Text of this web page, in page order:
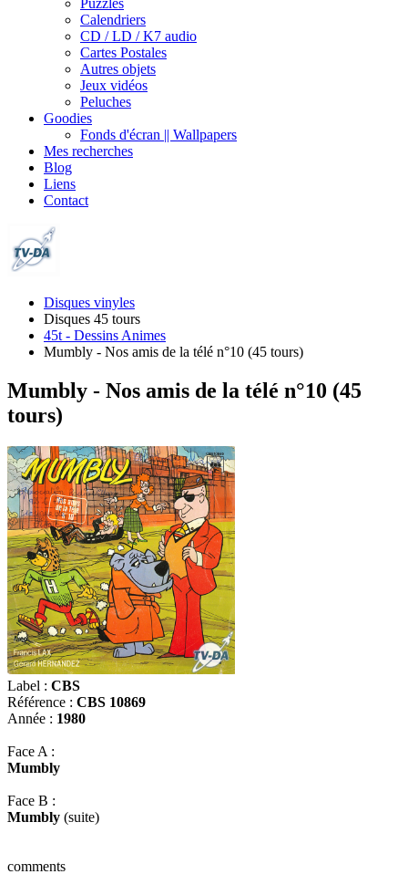
Puzzles
Calendriers
CD / LD / K7 audio
Cartes Postales
Autres objets
Jeux vidéos
Peluches
Goodies
Fonds d'écran || Wallpapers
Mes recherches
Blog
Liens
Contact
Disques vinyles
Disques 45 tours
45t - Dessins Animes
Mumbly - Nos amis de la télé n°10 (45 tours)
Mumbly - Nos amis de la télé n°10 (45
tours)
Label : CBS
Référence : CBS 10869
Année : 1980
Face A :
Mumbly
Face B :
Mumbly (suite)
comments